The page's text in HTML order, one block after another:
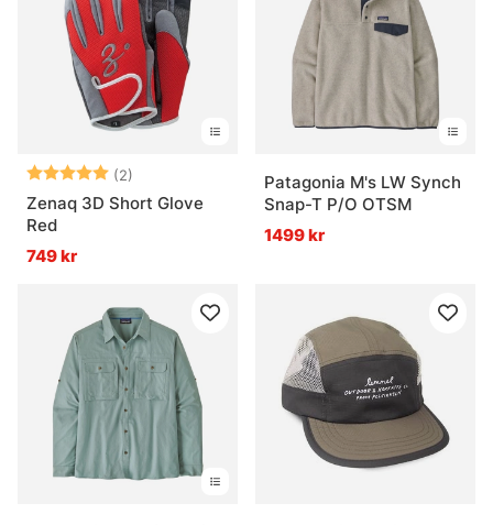
Betyg: (2)
5.0 utav 5 stjärnor
Zenaq 3D Short Glove
Red
749 kr
Patagonia M's LW Synch
Snap-T P/O OTSM
1499 kr